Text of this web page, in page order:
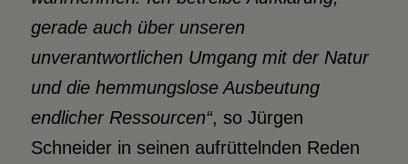
gerade auch über unseren
unverantwortlichen Umgang mit der Natur
und die hemmungslose Ausbeutung
endlicher Ressourcen“, so Jürgen
Schneider in seinen aufrüttelnden Reden